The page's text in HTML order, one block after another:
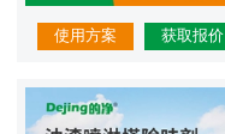
使用方案 获取报价